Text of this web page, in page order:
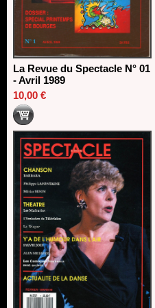
La Revue du Spectacle N° 01
- Avril 1989
10,00 €